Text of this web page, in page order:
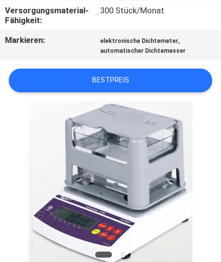
FORDERN
SIE
ZITAT
Versorgungsmaterial-
Fähigkeit:
300 Stück/Monat
Markieren: elektronische Dichtemeter,
automatischer Dichtemesser
BESTPREIS